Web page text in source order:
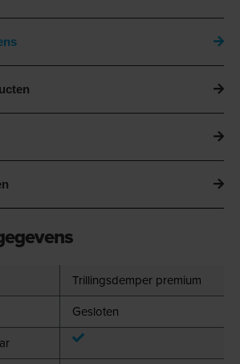
Trillingsdemper premium
Gesloten